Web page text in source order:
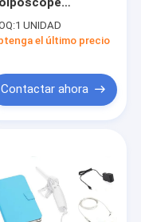
de la
vaginal en
con el
del USB
1 UNIDAD
el último precio
Contactar ahora